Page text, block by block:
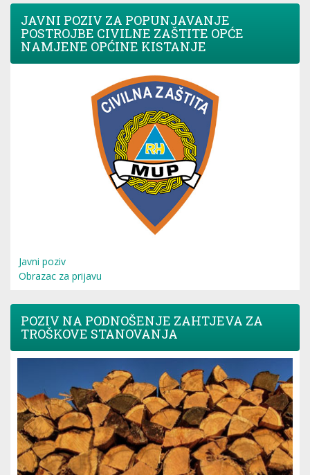
JAVNI POZIV ZA POPUNJAVANJE
POSTROJBE CIVILNE ZAŠTITE OPĆE
NAMJENE OPĆINE KISTANJE
Javni poziv
Obrazac za prijavu
POZIV NA PODNOŠENJE ZAHTJEVA ZA
TROŠKOVE STANOVANJA